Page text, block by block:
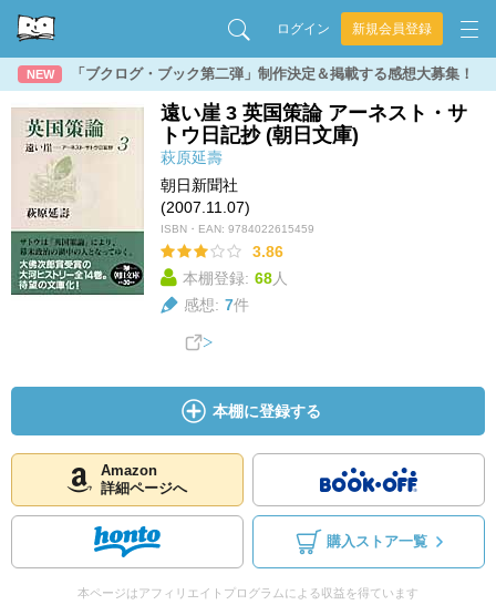
ログイン 新規会員登録
NEW 「ブクログ・ブック第二弾」制作決定＆掲載する感想大募集！
遠い崖 3 英国策論 アーネスト・サ
トウ日記抄 (朝日文庫)
萩原延壽
朝日新聞社
(2007.11.07)
ISBN・EAN: 9784022615459
3.86
本棚登録: 68人
感想: 7件
本棚に登録する
Amazon
詳細ページへ
購入ストア一覧
本ページはアフィリエイトプログラムによる収益を得ています